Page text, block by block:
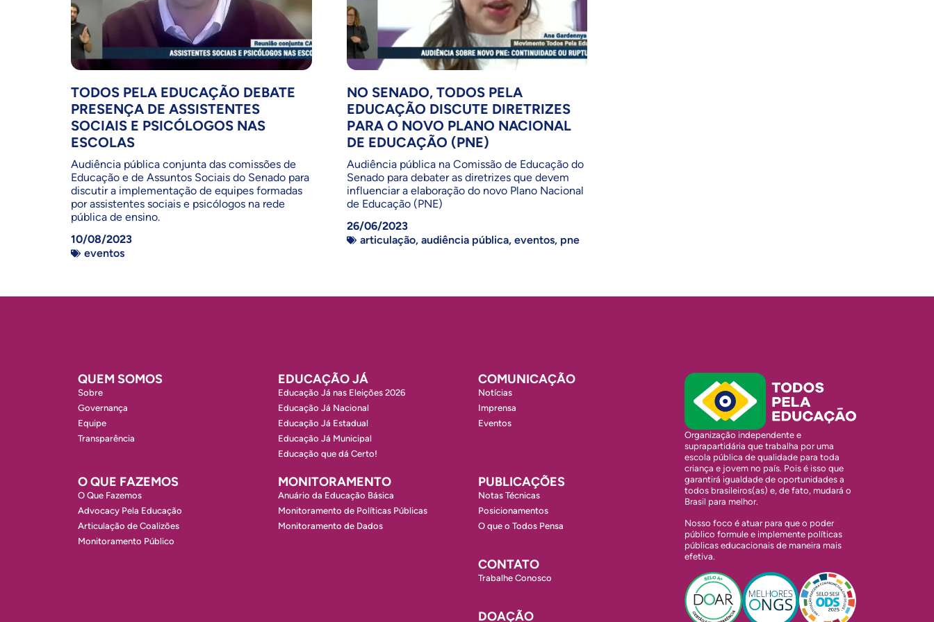
TODOS PELA EDUCAÇÃO DEBATE
PRESENÇA DE ASSISTENTES
SOCIAIS E PSICÓLOGOS NAS
ESCOLAS
Audiência pública conjunta das comissões de
Educação e de Assuntos Sociais do Senado para
discutir a implementação de equipes formadas
por assistentes sociais e psicólogos na rede
pública de ensino.
10/08/2023
eventos
NO SENADO, TODOS PELA
EDUCAÇÃO DISCUTE DIRETRIZES
PARA O NOVO PLANO NACIONAL
DE EDUCAÇÃO (PNE)
Audiência pública na Comissão de Educação do
Senado para debater as diretrizes que devem
influenciar a elaboração do novo Plano Nacional
de Educação (PNE)
26/06/2023
articulação, audiência pública, eventos, pne
QUEM SOMOS
Sobre
Governança
Equipe
Transparência
EDUCAÇÃO JÁ
Educação Já nas Eleições 2026
Educação Já Nacional
Educação Já Estadual
Educação Já Municipal
Educação que dá Certo!
COMUNICAÇÃO
Notícias
Imprensa
Eventos
O QUE FAZEMOS
O Que Fazemos
Advocacy Pela Educação
Articulação de Coalizões
Monitoramento Público
MONITORAMENTO
Anuário da Educação Básica
Monitoramento de Políticas Públicas
Monitoramento de Dados
PUBLICAÇÕES
Notas Técnicas
Posicionamentos
O que o Todos Pensa
CONTATO
Trabalhe Conosco
DOAÇÃO
Organização independente e
suprapartidária que trabalha por uma
escola pública de qualidade para toda
criança e jovem no país. Pois é isso que
garantirá igualdade de oportunidades a
todos brasileiros(as) e, de fato, mudará o
Brasil para melhor.
Nosso foco é atuar para que o poder
público formule e implemente políticas
públicas educacionais de maneira mais
efetiva.